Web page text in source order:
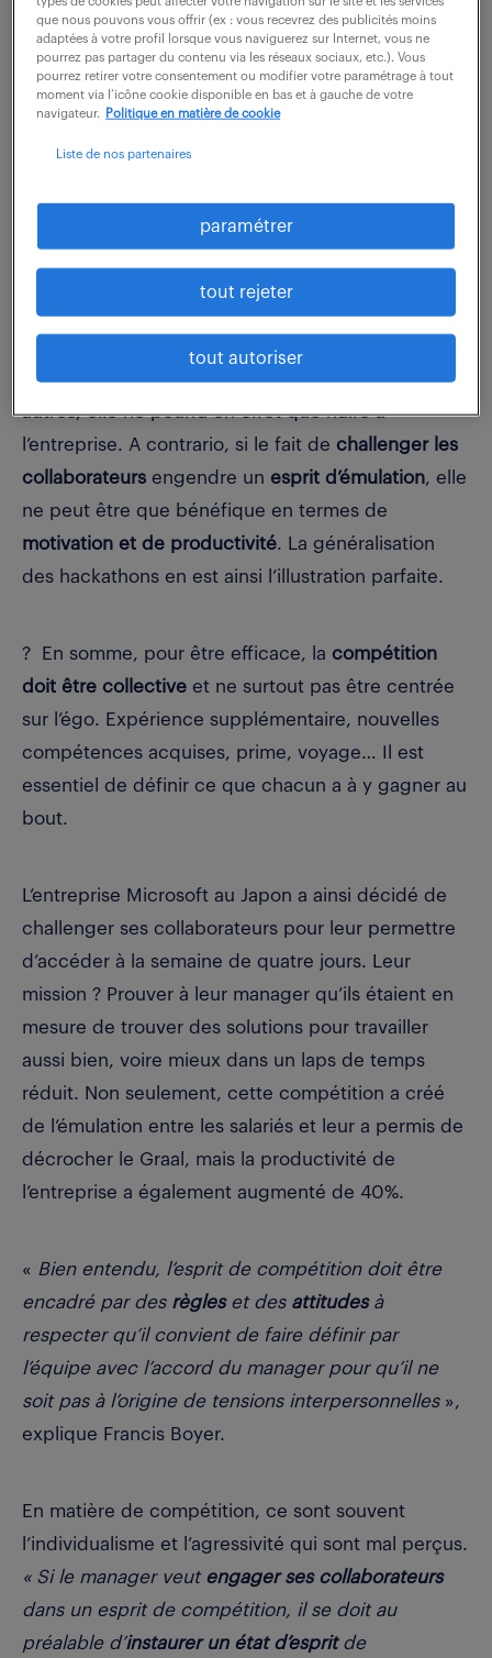
«Un bon système de compétition doit amener
chaque collaborateur à se dépasser ou à apporter
quelque chose de nouveau à l’entreprise, mais
Innovation managériale » paru aux éditions
La compétitionpeut avoir une connotation positive
ou négative selon le sens qu’on lui donne. Si la
compétition entre collègues implique d’écraser les
autres, elle ne pourra en effet que nuire à
l’entreprise. A contrario, si le fait de challenger les
collaborateurs engendre un esprit d’émulation, elle
ne peut être que bénéfique en termes de
motivation et de productivité. La généralisation
des hackathons en est ainsi l’illustration parfaite.
? En somme, pour être efficace, la compétition
doit être collective et ne surtout pas être centrée
sur l’égo. Expérience supplémentaire, nouvelles
compétences acquises, prime, voyage… Il est
essentiel de définir ce que chacun a à y gagner au
bout.
L’entreprise Microsoft au Japon a ainsi décidé de
challenger ses collaborateurs pour leur permettre
d’accéder à la semaine de quatre jours. Leur
mission ? Prouver à leur manager qu’ils étaient en
mesure de trouver des solutions pour travailler
aussi bien, voire mieux dans un laps de temps
réduit. Non seulement, cette compétition a créé
de l’émulation entre les salariés et leur a permis de
décrocher le Graal, mais la productivité de
l’entreprise a également augmenté de 40%.
« Bien entendu, l’esprit de compétition doit être
encadré par desrègleset des attitudes à
respecter qu’il convient de faire définir par
l’équipe avec l’accord du manager pour qu’il ne
soit pas à l’origine de tensions interpersonnelles»,
explique Francis Boyer.
En matière de compétition, ce sont souvent
l’individualisme et l’agressivité qui sont mal perçus.
« Si le manager veut engager ses collaborateurs
dans un esprit de compétition, il se doit au
préalable d’instaurer un état d’esprit de
que nous pouvons vous offrir (ex : vous recevrez des publicités moins
adaptées à votre profil lorsque vous naviguerez sur Internet, vous ne
pourrez pas partager du contenu via les réseaux sociaux, etc.). Vous
pourrez retirer votre consentement ou modifier votre paramétrage à tout
moment via l’icône cookie disponible en bas et à gauche de votre
navigateur.
Politique en matière de cookie
Liste de nos partenaires
paramétrer
tout rejeter
tout autoriser